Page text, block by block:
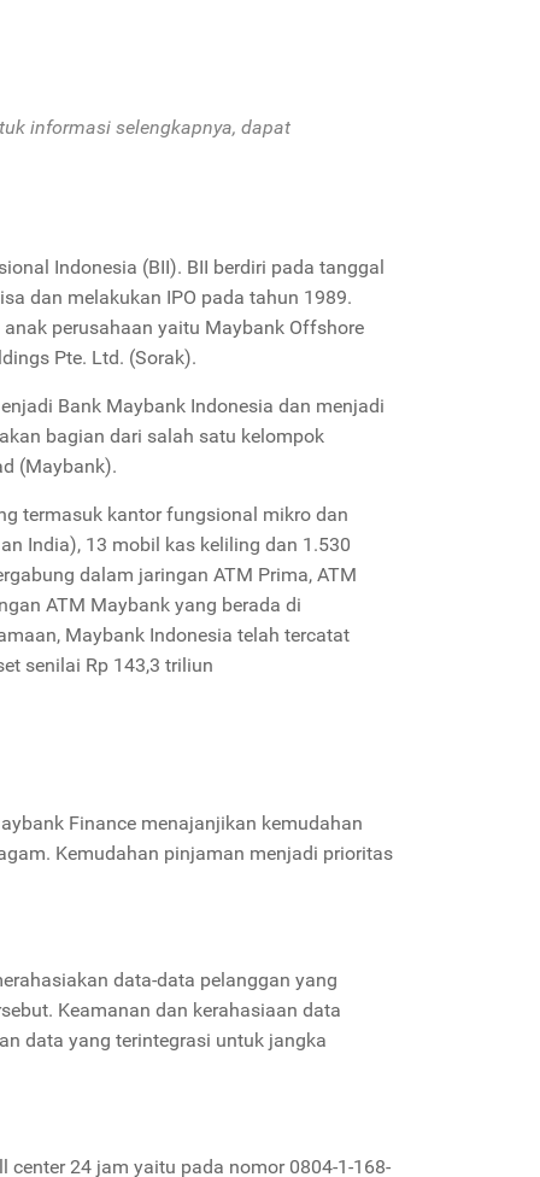
informasi selengkapnya, dapat
Indonesia (BII). BII berdiri pada tanggal
dan melakukan IPO pada tahun 1989.
perusahaan yaitu Maybank Offshore
Pte. Ltd. (Sorak).
Bank Maybank Indonesia dan menjadi
bagian dari salah satu kelompok
(Maybank).
termasuk kantor fungsional mikro dan
India), 13 mobil kas keliling dan 1.530
dalam jaringan ATM Prima, ATM
ATM Maybank yang berada di
Maybank Indonesia telah tercatat
senilai Rp 143,3 triliun
Finance menajanjikan kemudahan
Kemudahan pinjaman menjadi prioritas
data-data pelanggan yang
Keamanan dan kerahasiaan data
data yang terintegrasi untuk jangka
24 jam yaitu pada nomor 0804-1-168-